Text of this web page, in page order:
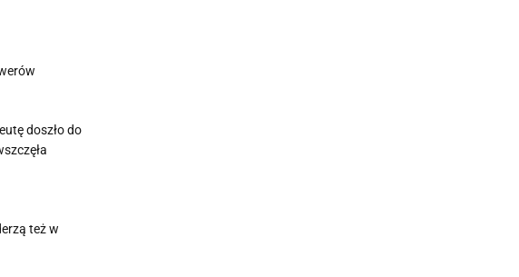
doszło do
też w